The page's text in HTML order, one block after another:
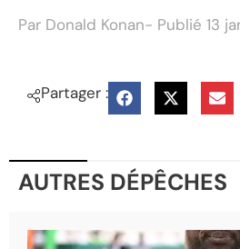
Par Donald Konan- Publié 13
Partager :
AUTRES DÉPÊCHES